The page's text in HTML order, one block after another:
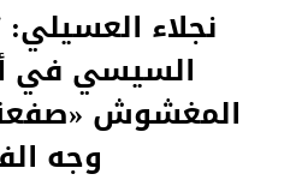
نجلاء
السيسي في
المغشوش
وجه